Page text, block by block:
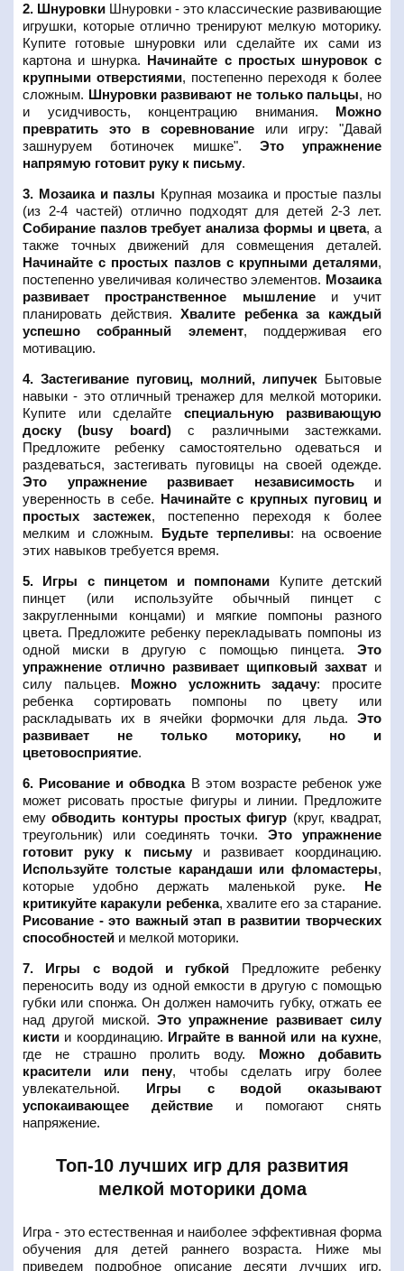
2. Шнуровки Шнуровки - это классические развивающие
игрушки, которые отлично тренируют мелкую моторику.
Купите готовые шнуровки или сделайте их сами из
картона и шнурка. Начинайте с простых шнуровок с
крупными отверстиями, постепенно переходя к более
сложным. Шнуровки развивают не только пальцы, но
и усидчивость, концентрацию внимания. Можно
превратить это в соревнование или игру: "Давай
зашнуруем ботиночек мишке". Это упражнение
напрямую готовит руку к письму.
3. Мозаика и пазлы Крупная мозаика и простые пазлы
(из 2-4 частей) отлично подходят для детей 2-3 лет.
Собирание пазлов требует анализа формы и цвета, а
также точных движений для совмещения деталей.
Начинайте с простых пазлов с крупными деталями,
постепенно увеличивая количество элементов. Мозаика
развивает пространственное мышлениеи учит
планировать действия.Хвалите ребенка за каждый
успешно собранный элемент, поддерживая его
мотивацию.
4. Застегивание пуговиц, молний, липучек Бытовые
навыки - это отличный тренажер для мелкой моторики.
Купите или сделайте специальную развивающую
доску (busy board)с различными застежками.
Предложите ребенку самостоятельно одеваться и
раздеваться, застегивать пуговицы на своей одежде.
Это упражнение развивает независимостьи
уверенность в себе. Начинайте с крупных пуговиц и
простых застежек, постепенно переходя к более
мелким и сложным. Будьте терпеливы: на освоение
этих навыков требуется время.
5. Игры с пинцетом и помпонами Купите детский
пинцет (или используйте обычный пинцет с
закругленными концами) и мягкие помпоны разного
цвета. Предложите ребенку перекладывать помпоны из
одной миски в другую с помощью пинцета. Это
упражнение отлично развивает щипковый захват и
силу пальцев. Можно усложнить задачу: просите
ребенка сортировать помпоны по цвету или
раскладывать их в ячейки формочки для льда. Это
развивает не только моторику, но и
цветовосприятие.
6. Рисование и обводкаВ этом возрасте ребенок уже
может рисовать простые фигуры и линии. Предложите
емуобводить контуры простых фигур (круг, квадрат,
треугольник) или соединять точки. Это упражнение
готовит руку к письмуи развивает координацию.
Используйте толстые карандаши или фломастеры,
которые удобно держать маленькой руке. Не
критикуйте каракули ребенка, хвалите его за старание.
Рисование - это важный этап в развитии творческих
способностей и мелкой моторики.
7. Игры с водой и губкой Предложите ребенку
переносить воду из одной емкости в другую с помощью
губки или спонжа. Он должен намочить губку, отжать ее
над другой миской. Это упражнение развивает силу
кисти и координацию. Играйте в ванной или на кухне,
где не страшно пролить воду. Можно добавить
красители или пену, чтобы сделать игру более
увлекательной. Игры с водой оказывают
успокаивающее действие и помогают снять
напряжение.
Топ-10 лучших игр для развития
мелкой моторики дома
Игра - это естественная и наиболее эффективная форма
обучения для детей раннего возраста. Ниже мы
приведем подробное описание десяти лучших игр,